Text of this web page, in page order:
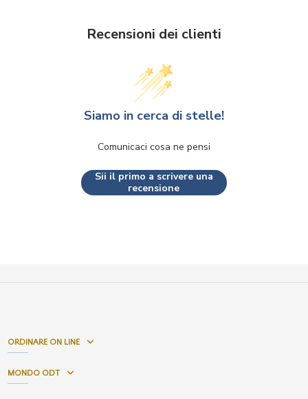
Recensioni dei clienti
Siamo in cerca di stelle!
Comunicaci cosa ne pensi
Sii il primo a scrivere una
recensione
ORDINARE ON LINE
MONDO ODT